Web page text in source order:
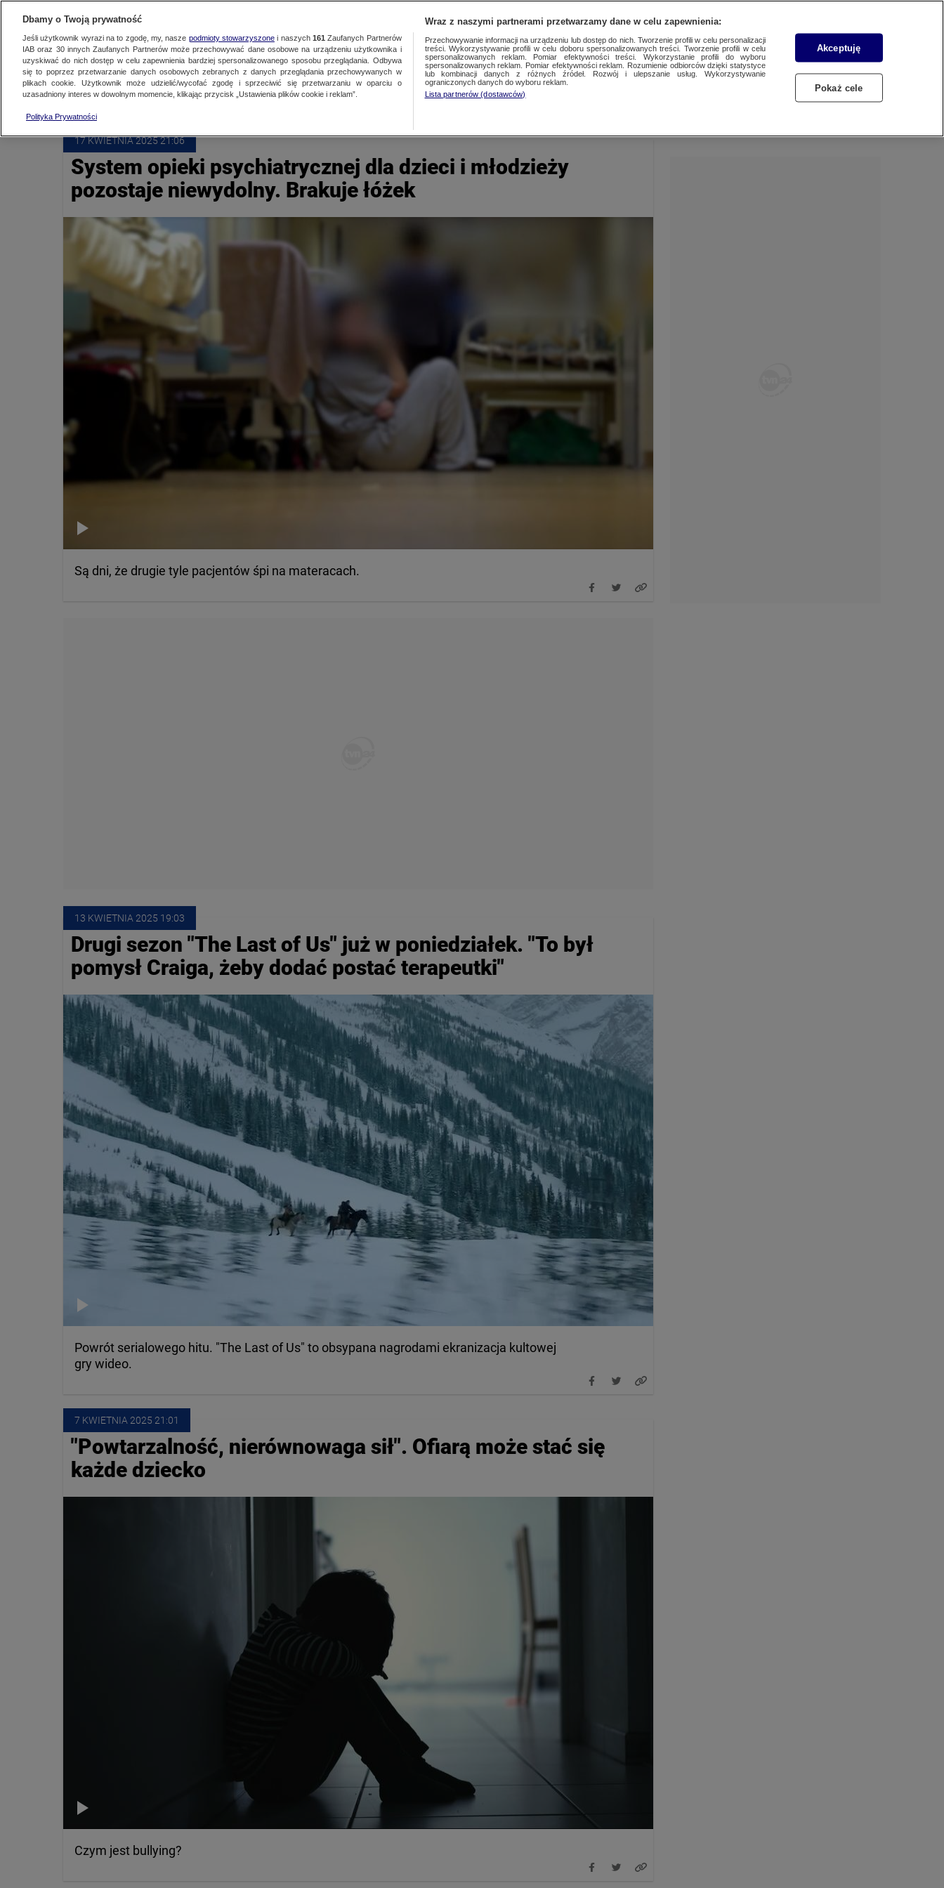
FAKTY PO FAKTACH FAKTY O ŚWIECIE
Dzień dobry!
ZALOGUJ SIĘ
ZDROWIE PSYCHICZNE
System opieki psychiatrycznej dla dzieci i młodzieży
pozostaje niewydolny. Brakuje łóżek
Są dni, że drugie tyle pacjentów śpi na materacach.
17 KWIETNIA 2025 21:06
Drugi sezon "The Last of Us" już w poniedziałek. "To był
pomysł Craiga, żeby dodać postać terapeutki"
Powrót serialowego hitu. "The Last of Us" to obsypana nagrodami ekranizacja kultowej
gry wideo.
13 KWIETNIA 2025 19:03
"Powtarzalność, nierównowaga sił". Ofiarą może stać się
każde dziecko
Czym jest bullying?
7 KWIETNIA 2025 21:01
Dbamy o Twoją prywatność
Jeśli użytkownik wyrazi na to zgodę, my, nasze podmioty stowarzyszonei naszych 161 Zaufanych Partnerów
IAB oraz 30innych Zaufanych Partnerów może przechowywać dane osobowe na urządzeniu użytkownika i
uzyskiwać do nich dostęp w celu zapewnienia bardziej spersonalizowanego sposobu przeglądania. Odbywa
się to poprzez przetwarzanie danych osobowych zebranych z danych przeglądania przechowywanych w
plikach cookie. Użytkownik może udzielić/wycofać zgodę i sprzeciwić się przetwarzaniu w oparciu o
uzasadniony interes w dowolnym momencie, klikając przycisk „Ustawienia plików cookie i reklam”.
Polityka Prywatności
Wraz z naszymi partnerami przetwarzamy dane w celu zapewnienia:
Przechowywanie informacji na urządzeniu lub dostęp do nich. Tworzenie profili w celu personalizacji
treści. Wykorzystywanie profili w celu doboru spersonalizowanych treści. Tworzenie profili w celu
spersonalizowanych reklam. Pomiar efektywności treści. Wykorzystanie profili do wyboru
spersonalizowanych reklam. Pomiar efektywności reklam. Rozumienie odbiorców dzięki statystyce
lub kombinacji danych z różnych źródeł. Rozwój i ulepszanie usług. Wykorzystywanie
ograniczonych danych do wyboru reklam.
Lista partnerów (dostawców)
Akceptuję
Pokaż cele